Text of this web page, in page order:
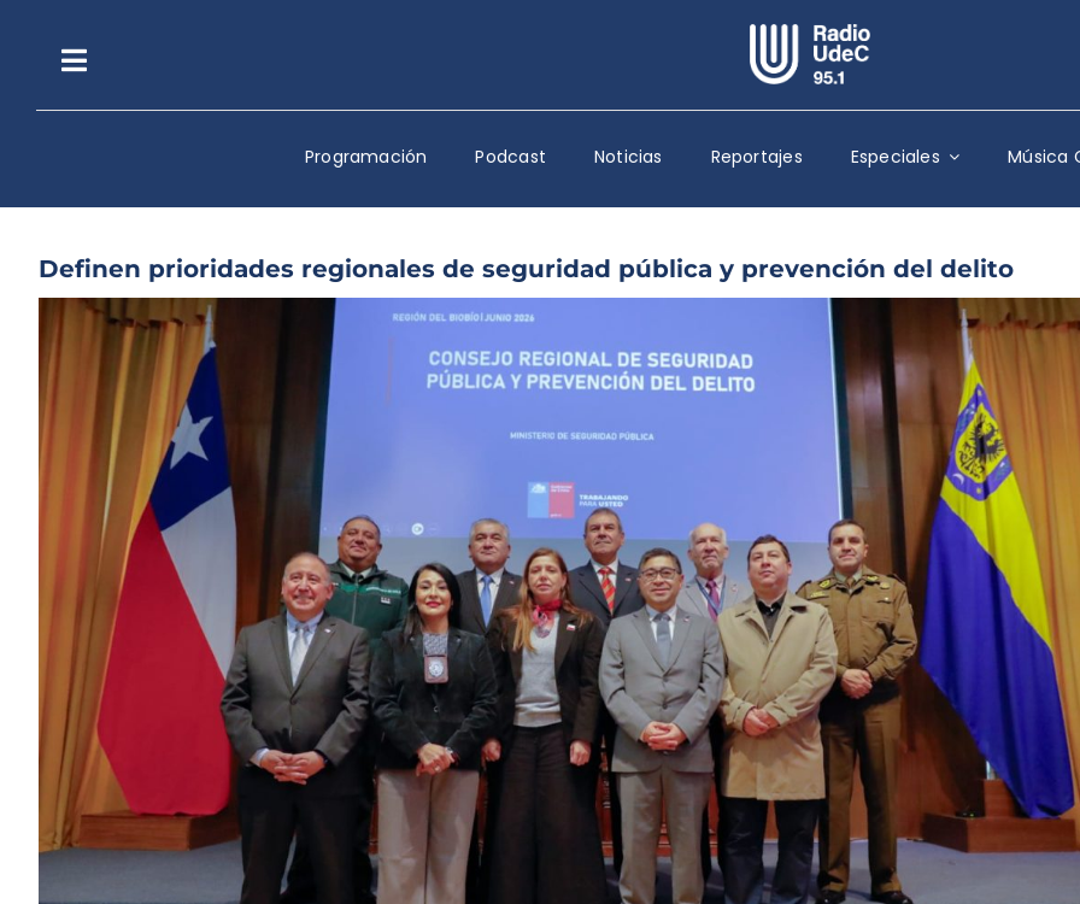
contenidoToggle
Navigation
Escuchar Radio UdeC en vivo
Quiénes Somos
Programación
Podcast
Noticias
Reportajes
Columnas
Música Clásica
Especiales
Archivo Sonoro
Programación Podcast Noticias Reportajes Especiales Música
Definen prioridades regionales de seguridad pública y prevención del delito
Ver
más